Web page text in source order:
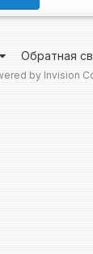
Обратная
by Invision